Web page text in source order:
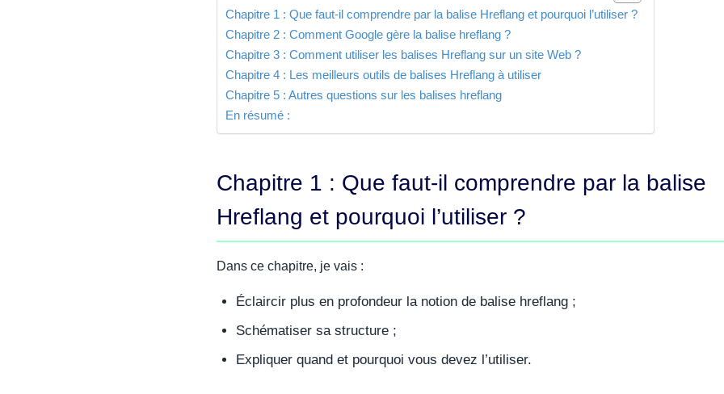
Chapitre 1 : Que faut-il comprendre par la balise Hreflang et pourquoi l’utiliser ?
Chapitre 2 : Comment Google gère la balise hreflang ?
Chapitre 3 : Comment utiliser les balises Hreflang sur un site Web ?
Chapitre 4 : Les meilleurs outils de balises Hreflang à utiliser
Chapitre 5 : Autres questions sur les balises hreflang
En résumé :
Chapitre 1 : Que faut-il comprendre par la balise
Hreflang et pourquoi l’utiliser ?
Dans ce chapitre, je vais :
Éclaircir plus en profondeur la notion de balise hreflang ;
Schématiser sa structure ;
Expliquer quand et pourquoi vous devez l’utiliser.